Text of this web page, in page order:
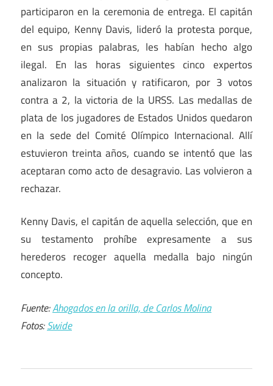
participaron en la ceremonia de entrega. El capitán
del equipo, Kenny Davis, lideró la protesta porque,
en sus propias palabras, les habían hecho algo
ilegal. En las horas siguientes cinco expertos
analizaron la situación y ratificaron, por 3 votos
contra a 2, la victoria de la URSS. Las medallas de
plata de los jugadores de Estados Unidos quedaron
en la sede del Comité Olímpico Internacional. Allí
estuvieron treinta años, cuando se intentó que las
aceptaran como acto de desagravio. Las volvieron a
rechazar.
Kenny Davis, el capitán de aquella selección, que en
su testamento prohíbe expresamente a sus
herederos recoger aquella medalla bajo ningún
concepto.
Fuente:Ahogados en la orilla, de Carlos Molina
Fotos:Swide